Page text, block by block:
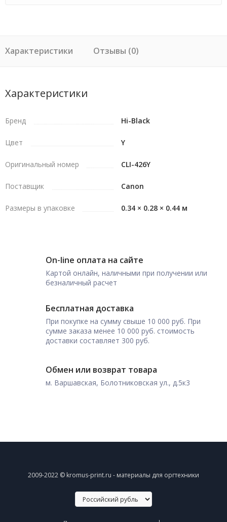
Характеристики Отзывы (0)
Характеристики
Бренд Hi-Black
Цвет Y
Оригинальный номер CLI-426Y
Поставщик Canon
Размеры в упаковке 0.34 × 0.28 × 0.44 м
On-line оплата на сайте
Картой онлайн, наличными при получении или
безналичный расчет
Бесплатная доставка
При покупке на сумму свыше 10 000 руб. При
сумме заказа менее 10 000 руб. стоимость
доставки составляет 300 руб.
Обмен или возврат товара
м. Варшавская, Болотниковская ул., д.5к3
2009-2022 © kromus-print.ru - материалы для оргтехники